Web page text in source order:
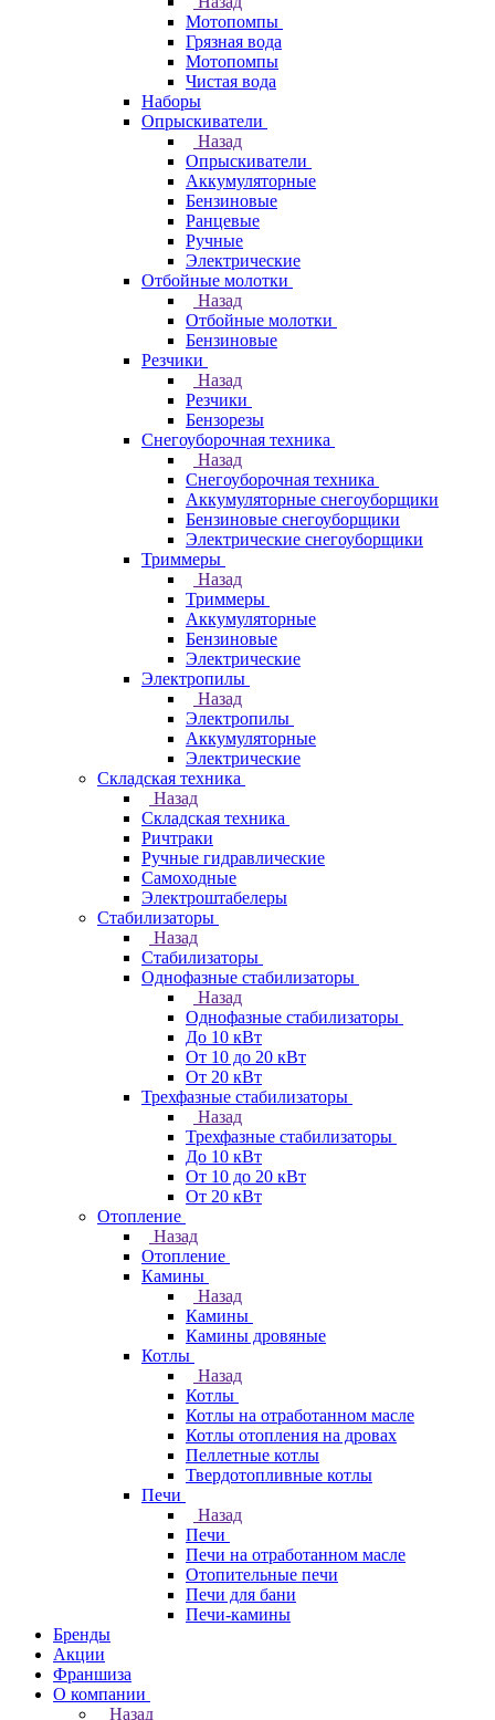
Мотопомпы
Грязная вода
Мотопомпы
Чистая вода
Наборы
Опрыскиватели
Назад
Опрыскиватели
Аккумуляторные
Бензиновые
Ранцевые
Ручные
Электрические
Отбойные молотки
Назад
Отбойные молотки
Бензиновые
Резчики
Назад
Резчики
Бензорезы
Снегоуборочная техника
Назад
Снегоуборочная техника
Аккумуляторные снегоуборщики
Бензиновые снегоуборщики
Электрические снегоуборщики
Триммеры
Назад
Триммеры
Аккумуляторные
Бензиновые
Электрические
Электропилы
Назад
Электропилы
Аккумуляторные
Электрические
Складская техника
Назад
Складская техника
Ричтраки
Ручные гидравлические
Самоходные
Электроштабелеры
Стабилизаторы
Назад
Стабилизаторы
Однофазные стабилизаторы
Назад
Однофазные стабилизаторы
До 10 кВт
От 10 до 20 кВт
От 20 кВт
Трехфазные стабилизаторы
Назад
Трехфазные стабилизаторы
До 10 кВт
От 10 до 20 кВт
От 20 кВт
Отопление
Назад
Отопление
Камины
Назад
Камины
Камины дровяные
Котлы
Назад
Котлы
Котлы на отработанном масле
Котлы отопления на дровах
Пеллетные котлы
Твердотопливные котлы
Печи
Назад
Печи
Печи на отработанном масле
Отопительные печи
Печи для бани
Печи-камины
Бренды
Акции
Франшиза
О компании
Назад